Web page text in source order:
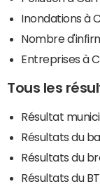
Inondations à
Nombre
Entreprises à
Tous les
Résultat
Résultats du
Résultats du
Résultats du